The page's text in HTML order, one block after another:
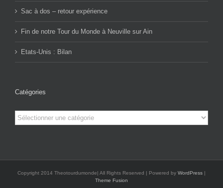
Sac à dos – retour expérience
Fin de notre Tour du Monde à Neuville sur Ain
Etats-Unis : Bilan
Catégories
Catégories
Copyright 2014 Theotourdumonde| All Rights Reserved | Powered by WordPress |
Theme Fusion